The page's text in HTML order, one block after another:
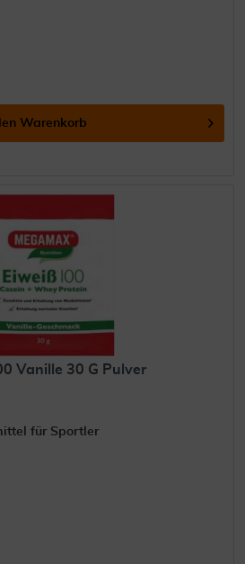
Warenkorb
Vanille 30 G Pulver
für Sportler